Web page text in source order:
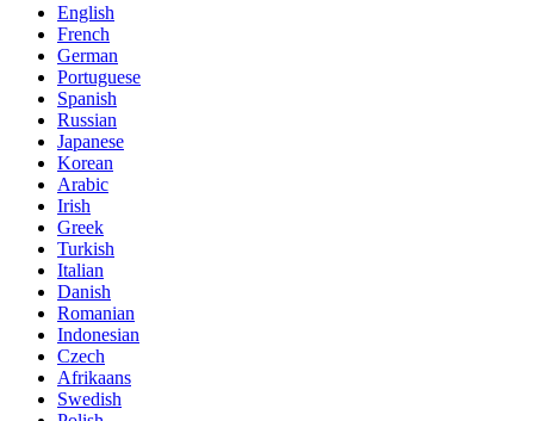
English
French
German
Portuguese
Spanish
Russian
Japanese
Korean
Arabic
Irish
Greek
Turkish
Italian
Danish
Romanian
Indonesian
Czech
Afrikaans
Swedish